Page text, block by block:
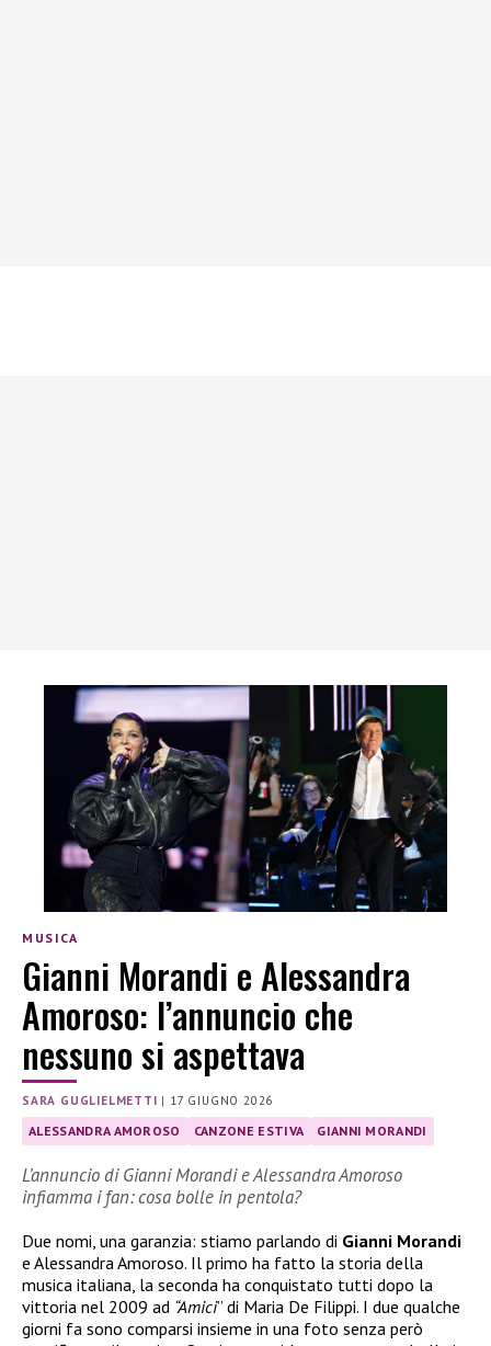
MUSICA
Gianni Morandi e Alessandra
Amoroso: l’annuncio che
nessuno si aspettava
SARA GUGLIELMETTI | 17 GIUGNO 2026
ALESSANDRA AMOROSO CANZONE ESTIVA GIANNI MORANDI
L’annuncio di Gianni Morandi e Alessandra Amoroso
infiamma i fan: cosa bolle in pentola?
Due nomi, una garanzia: stiamo parlando di Gianni Morandi
e Alessandra Amoroso. Il primo ha fatto la storia della
musica italiana, la seconda ha conquistato tutti dopo la
vittoria nel 2009 ad “Amici” di Maria De Filippi. I due qualche
giorni fa sono comparsi insieme in una foto senza però